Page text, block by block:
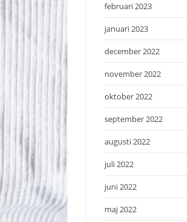
februari 2023
januari 2023
december 2022
november 2022
oktober 2022
september 2022
augusti 2022
juli 2022
juni 2022
maj 2022